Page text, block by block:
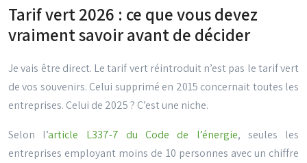
Tarif vert 2026 : ce que vous devez
vraiment savoir avant de décider
Je vais être direct. Le tarif vert réintroduit n’est pas le tarif vert
de vos souvenirs. Celui supprimé en 2015 concernait toutes les
entreprises. Celui de 2025 ? C’est une niche.
Selon l’article L337-7 du Code de l’énergie, seules les
entreprises employant moins de 10 personnes avec un chiffre